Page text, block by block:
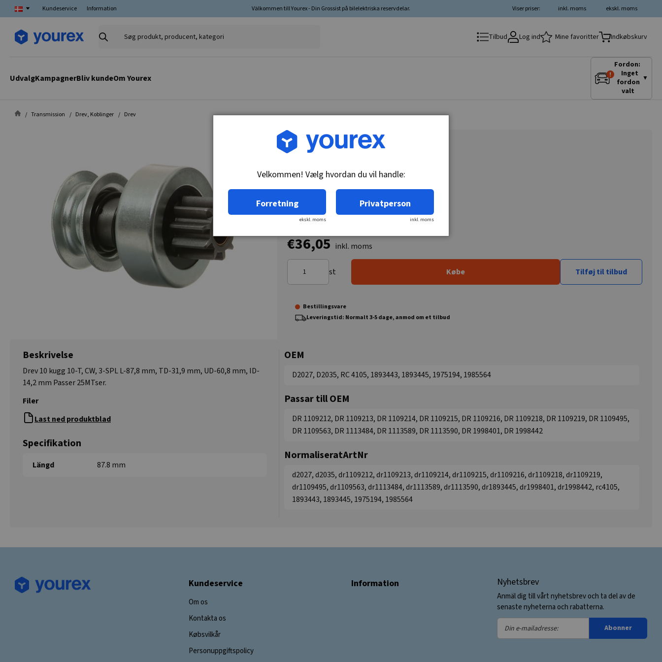
Kundeservice Information Välkommen till Yourex - Din Grossist på bilelektriska reservdelar. ekskl. moms
inkl. moms
Viser priser:
Søg
Tilbud Log ind Mine favoritter Indkøbskurv
UdvalgKampagnerBliv kundeOm Yourex
Fordon:
Inget
fordon
valt
▼
Transmission Drev, Koblinger Drev
Vare nr.: DR-1893445
€36,05 inkl. moms
st Købe Tilføj til tilbud
Bestillingsvare
Leveringstid: Normalt 3-5 dage, anmod om et tilbud
Beskrivelse
Drev 10 kugg 10-T, CW, 3-SPL L-87,8 mm, TD-31,9 mm, UD-60,8 mm, ID-
14,2 mm Passer 25MTser.
Filer
Last ned produktblad
Specifikation
Längd 87.8 mm
OEM
D2027, D2035, RC 4105, 1893443, 1893445, 1975194, 1985564
Passar till OEM
DR 1109212, DR 1109213, DR 1109214, DR 1109215, DR 1109216, DR 1109218, DR 1109219, DR 1109495,
DR 1109563, DR 1113484, DR 1113589, DR 1113590, DR 1998401, DR 1998442
NormaliseratArtNr
d2027, d2035, dr1109212, dr1109213, dr1109214, dr1109215, dr1109216, dr1109218, dr1109219,
dr1109495, dr1109563, dr1113484, dr1113589, dr1113590, dr1893445, dr1998401, dr1998442, rc4105,
1893443, 1893445, 1975194, 1985564
Kundeservice
Om os
Kontakta os
Købsvilkår
Personuppgiftspolicy
Information Nyhetsbrev
Anmäl dig till vårt nyhetsbrev och ta del av de
senaste nyheterna och rabatterna.
Din
e-
Abonner
Velkommen! Vælg hvordan du vil handle:
Forretning
ekskl. moms
Privatperson
inkl. moms